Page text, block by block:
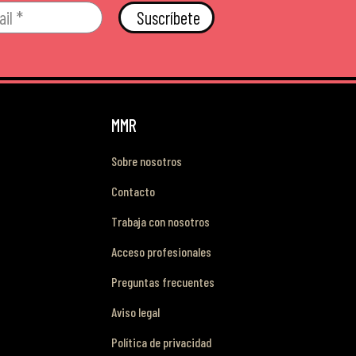
Suscríbete
MMR
Sobre nosotros
Contacto
Trabaja con nosotros
Acceso profesionales
Preguntas frecuentes
Aviso legal
Política de privacidad